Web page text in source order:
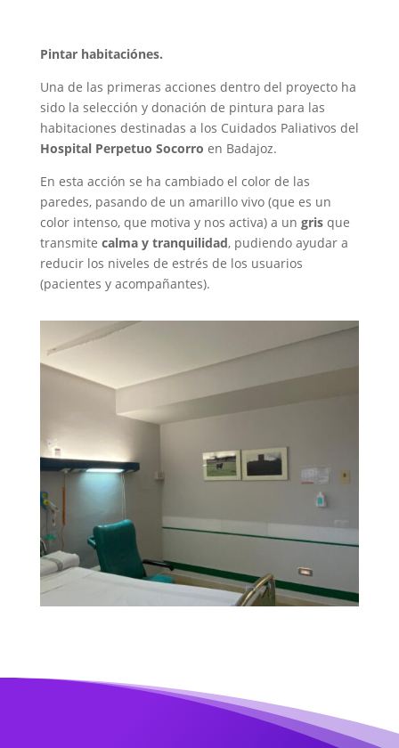
Pintar habitaciónes.
Una de las primeras acciones dentro del proyecto ha
sido la selección y donación de pintura para las
habitaciones destinadas a los Cuidados Paliativos del
Hospital Perpetuo Socorro en Badajoz.
En esta acción se ha cambiado el color de las
paredes, pasando de un amarillo vivo (que es un
color intenso, que motiva y nos activa) a un grisque
transmite calma y tranquilidad, pudiendo ayudar a
reducir los niveles de estrés de los usuarios
(pacientes y acompañantes).